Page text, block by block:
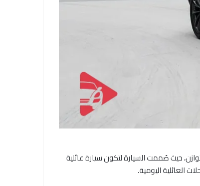
حيث صُممت السيارة لتكون سيارة عائلية
العائلية اليومية.